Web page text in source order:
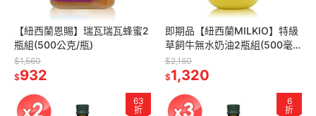
【紐西蘭恩賜】瑞瓦瑞瓦蜂蜜2
瓶組(500公克/瓶)
$1,560
$932
即期品【紐西蘭MILKIO】特級
草飼牛無水奶油2瓶組(500毫
升/瓶)
$2,160
$1,320
63
折
6
折